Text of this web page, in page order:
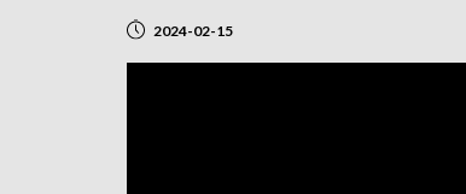
2024-02-15